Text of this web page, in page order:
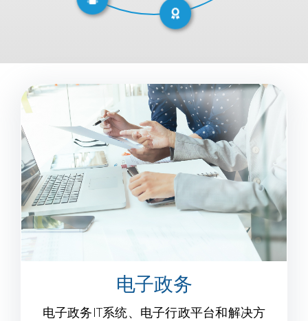
电子政务
电子政务IT系统、电子行政平台和解决方